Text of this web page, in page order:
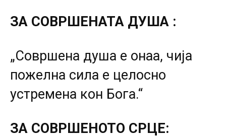
ЗА СОВРШЕНАТА ДУША :
„Совршена душа е онаа, чија
пожелна сила е целосно
устремена кон Бога.“
ЗА СОВРШЕНОТО СРЦЕ: